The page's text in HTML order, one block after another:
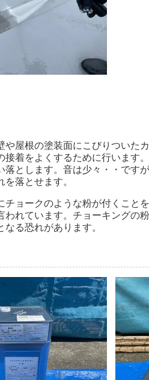
屋根の塗装面にこびりついた
接着をよくするために行います
落とします。音は少々・・です
落とせます。
ョークのような粉が付くこと
われています。チョーキングの
る恐れがあります。